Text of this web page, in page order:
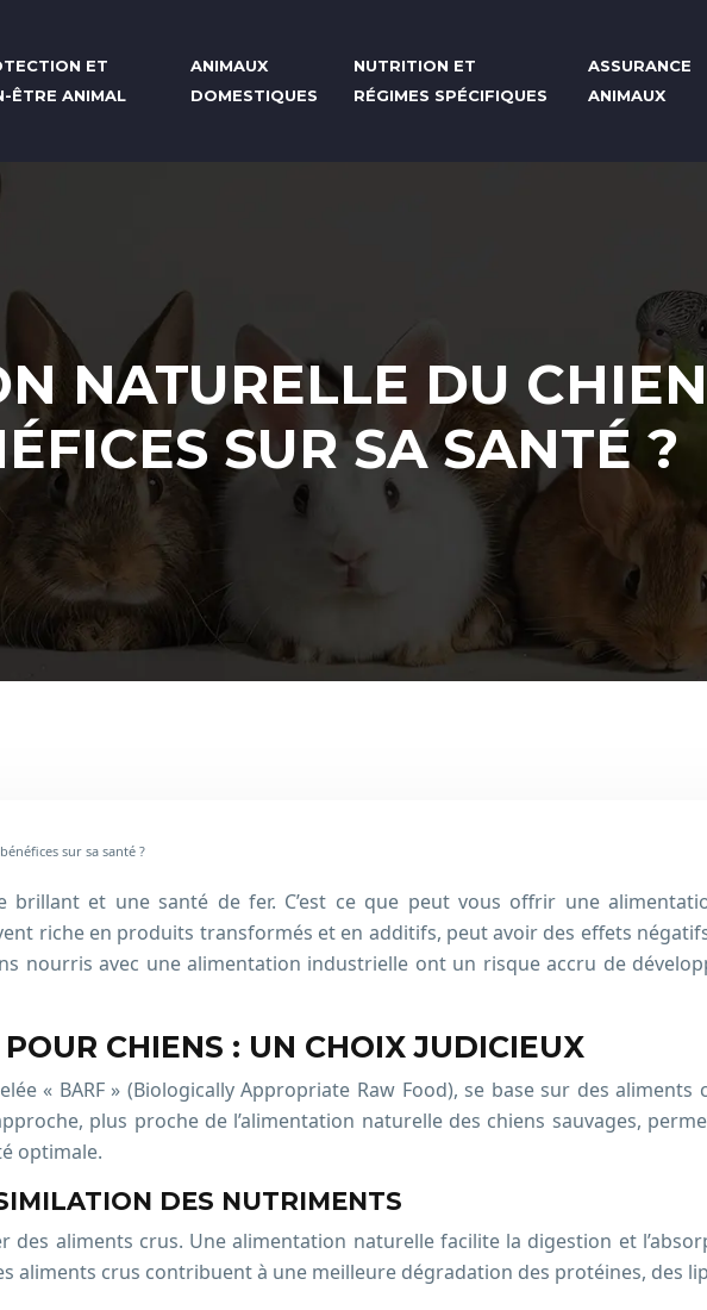
ET
ÊTRE ANIMAL
ANIMAUX
DOMESTIQUES
NUTRITION ET
RÉGIMES SPÉCIFIQUES
ASSURANCE
ANIMAUX
NATURELLE DU
SUR SA SANTÉ ?
sur sa santé ?
brillant et une santé de fer. C’est ce que peut vous offrir une
riche en produits transformés et en additifs, peut avoir des effets
nourris avec une alimentation industrielle ont un risque accru de
CHIENS : UN CHOIX JUDICIEUX
« BARF » (Biologically Appropriate Raw Food), se base sur des
plus proche de l’alimentation naturelle des chiens sauvages,
optimale.
DES NUTRIMENTS
aliments crus. Une alimentation naturelle facilite la digestion et
aliments crus contribuent à une meilleure dégradation des protéines, des